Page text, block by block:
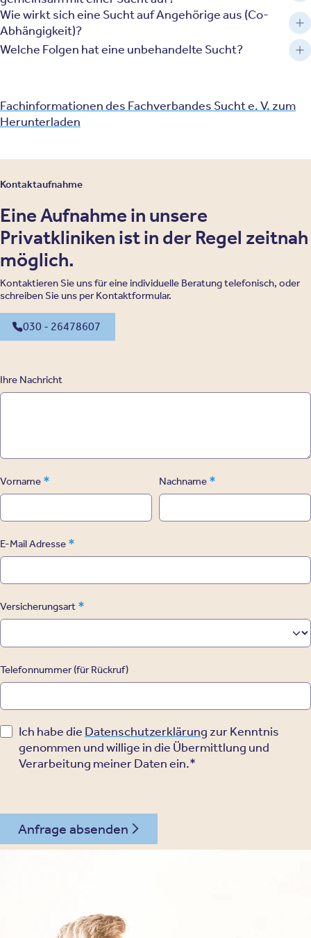
Wie wirkt sich eine Sucht auf Angehörige aus (Co-
Abhängigkeit)?
Welche Folgen hat eine unbehandelte Sucht?
Fachinformationen des Fachverbandes Sucht e. V. zum
Herunterladen
Kontaktaufnahme
Eine Aufnahme in unsere
Privatkliniken ist in der Regel zeitnah
möglich.
Kontaktieren Sie uns für eine individuelle Beratung telefonisch, oder
schreiben Sie uns per Kontaktformular.
030 - 26478607
Ihre Nachricht
Vorname * Nachname *
E-Mail Adresse *
Versicherungsart *
Telefonnummer (für Rückruf)
Ich habe die Datenschutzerklärung zur Kenntnis
genommen und willige in die Übermittlung und
Verarbeitung meiner Daten ein.*
Anfrage absenden
Informationen